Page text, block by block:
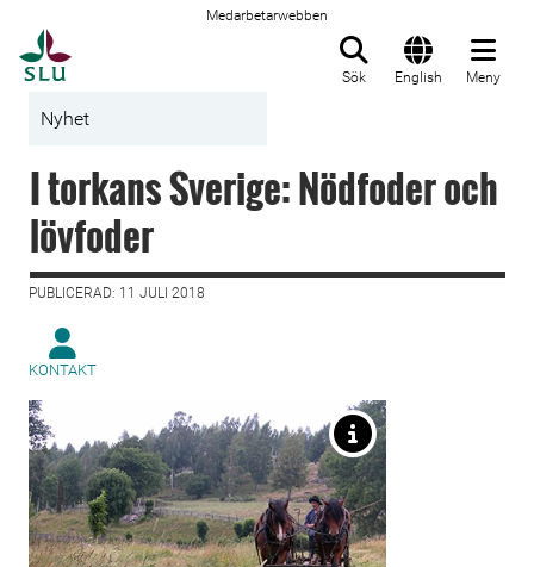
Medarbetarwebben
Sök English Meny
Nyhet
I torkans Sverige: Nödfoder och
lövfoder
PUBLICERAD: 11 JULI 2018
KONTAKT